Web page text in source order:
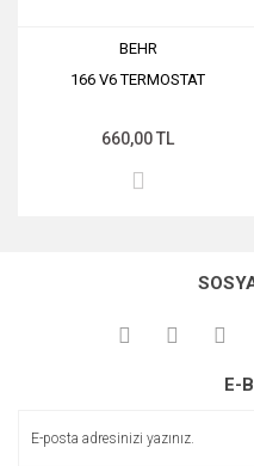
BEHR
166 V6 TERMOSTAT
660,00 TL
E-